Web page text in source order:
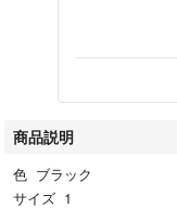
商品説明
色 ブラック
サイズ 1